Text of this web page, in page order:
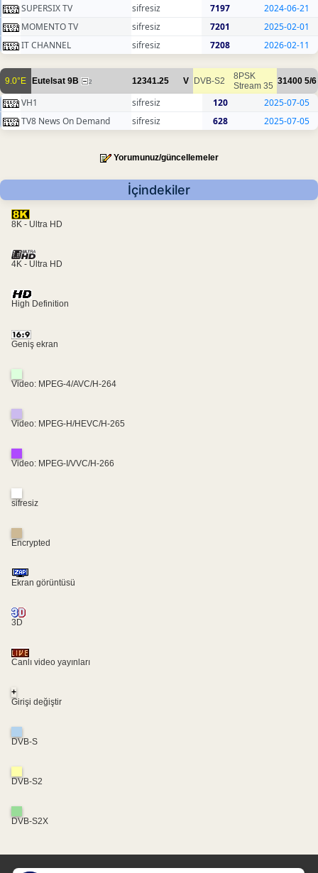
SUPERSIX TV sifresiz 7197
2024-06-21
MOMENTO TV
sifresiz 7201
2025-02-01
IT CHANNEL
sifresiz 7208 2026-02-11
9.0°E Eutelsat 9B 2 12341.25 V DVB-S2
8PSK
Stream 35 31400 5/6
VH1 sifresiz 120
2025-07-05
TV8 News On Demand
sifresiz 628 2025-07-05
Yorumunuz/güncellemeler
İçindekiler
8K - Ultra HD
4K - Ultra HD
High Definition
Geniş ekran
Video: MPEG-4/AVC/H-264
Video: MPEG-H/HEVC/H-265
Video: MPEG-I/VVC/H-266
sifresiz
Encrypted
Ekran görüntüsü
3D
Canlı video yayınları
+
Girişi değiştir
DVB-S
DVB-S2
DVB-S2X